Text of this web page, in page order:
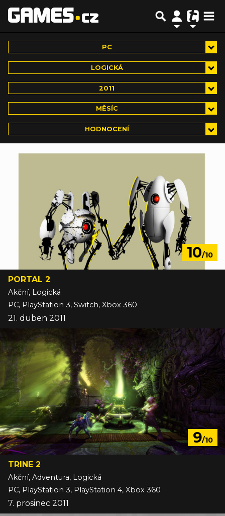
PC
LOGICKÁ
2011
MĚSÍC
HODNOCENÍ
10/10
PORTAL 2
Akční, Logická
PC, PlayStation 3, Switch, Xbox 360
21. duben 2011
9/10
TRINE 2
Akční, Adventura, Logická
PC, PlayStation 3, PlayStation 4, Xbox 360
7. prosinec 2011